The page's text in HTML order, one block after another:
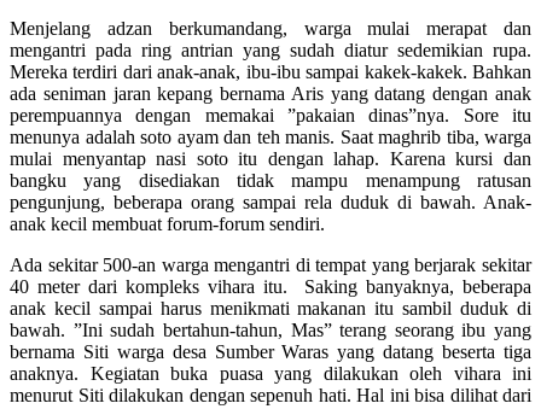
Menjelang adzan berkumandang, warga mulai merapat dan
mengantri pada ring antrian yang sudah diatur sedemikian rupa.
Mereka terdiri dari anak-anak, ibu-ibu sampai kakek-kakek. Bahkan
ada seniman jaran kepang bernama Aris yang datang dengan anak
perempuannya dengan memakai ”pakaian dinas”nya. Sore itu
menunya adalah soto ayam dan teh manis. Saat maghrib tiba, warga
mulai menyantap nasi soto itu dengan lahap. Karena kursi dan
bangku yang disediakan tidak mampu menampung ratusan
pengunjung, beberapa orang sampai rela duduk di bawah. Anak-
anak kecil membuat forum-forum sendiri.
Ada sekitar 500-an warga mengantri di tempat yang berjarak sekitar
40 meter dari kompleks vihara itu. Saking banyaknya, beberapa
anak kecil sampai harus menikmati makanan itu sambil duduk di
bawah. ”Ini sudah bertahun-tahun, Mas” terang seorang ibu yang
bernama Siti warga desa Sumber Waras yang datang beserta tiga
anaknya. Kegiatan buka puasa yang dilakukan oleh vihara ini
menurut Siti dilakukan dengan sepenuh hati. Hal ini bisa dilihat dari